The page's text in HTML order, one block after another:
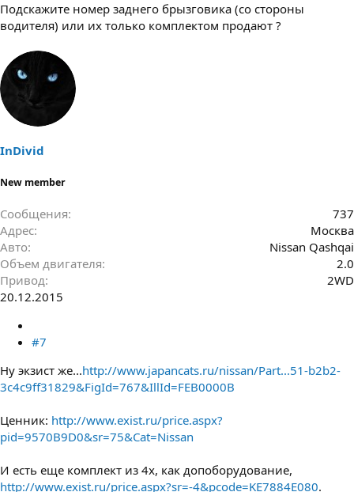
Подскажите номер заднего брызговика (со стороны
водителя) или их только комплектом продают ?
InDivid
New member
Сообщения
737
Адрес
Москва
Авто
Nissan Qashqai
Объем двигателя
2.0
Привод
2WD
20.12.2015
#7
Ну экзист же...http://www.japancats.ru/nissan/Part...51-b2b2-
3c4c9ff31829&FigId=767&IllId=FEB0000B
Ценник: http://www.exist.ru/price.aspx?
pid=9570B9D0&sr=75&Cat=Nissan
И есть еще комплект из 4х, как допоборудование,
http://www.exist.ru/price.aspx?sr=-4&pcode=KE7884E080.